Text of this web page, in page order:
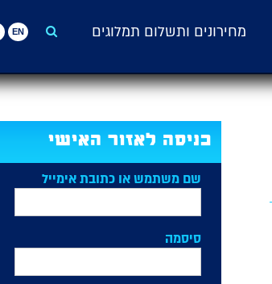
מחירונים ותשלום תמלוגים
כניסה לאזור האישי
שם משתמש או כתובת אימייל
סיסמה